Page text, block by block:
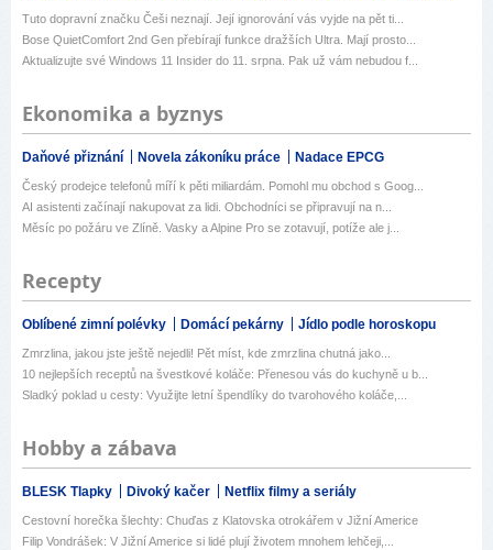
Tuto dopravní značku Češi neznají. Její ignorování vás vyjde na pět ti...
Bose QuietComfort 2nd Gen přebírají funkce dražších Ultra. Mají prosto...
Aktualizujte své Windows 11 Insider do 11. srpna. Pak už vám nebudou f...
Ekonomika a byznys
Daňové přiznání Novela zákoníku práce Nadace EPCG
Český prodejce telefonů míří k pěti miliardám. Pomohl mu obchod s Goog...
AI asistenti začínají nakupovat za lidi. Obchodníci se připravují na n...
Měsíc po požáru ve Zlíně. Vasky a Alpine Pro se zotavují, potíže ale j...
Recepty
Oblíbené zimní polévky Domácí pekárny Jídlo podle horoskopu
Zmrzlina, jakou jste ještě nejedli! Pět míst, kde zmrzlina chutná jako...
10 nejlepších receptů na švestkové koláče: Přenesou vás do kuchyně u b...
Sladký poklad u cesty: Využijte letní špendlíky do tvarohového koláče,...
Hobby a zábava
BLESK Tlapky Divoký kačer Netflix filmy a seriály
Cestovní horečka šlechty: Chuďas z Klatovska otrokářem v Jižní Americe
Filip Vondrášek: V Jižní Americe si lidé plují životem mnohem lehčeji,...